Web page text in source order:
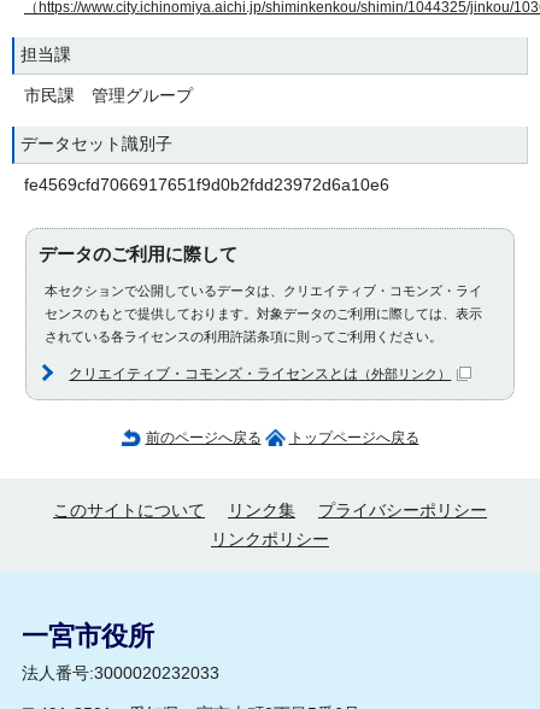
（https://www.city.ichinomiya.aichi.jp/shiminkenkou/shimin/1044325/jinkou/
担当課
市民課 管理グループ
データセット識別子
fe4569cfd7066917651f9d0b2fdd23972d6a10e6
データのご利用に際して
本セクションで公開しているデータは、クリエイティブ・コモンズ・ライ
センスのもとで提供しております。対象データのご利用に際しては、表示
されている各ライセンスの利用許諾条項に則ってご利用ください。
クリエイティブ・コモンズ・ライセンスとは （外部リンク）
前のページへ戻る トップページへ戻る
このサイトについて リンク集
プライバシーポリシー
リンクポリシー
一宮市役所
法人番号:3000020232033